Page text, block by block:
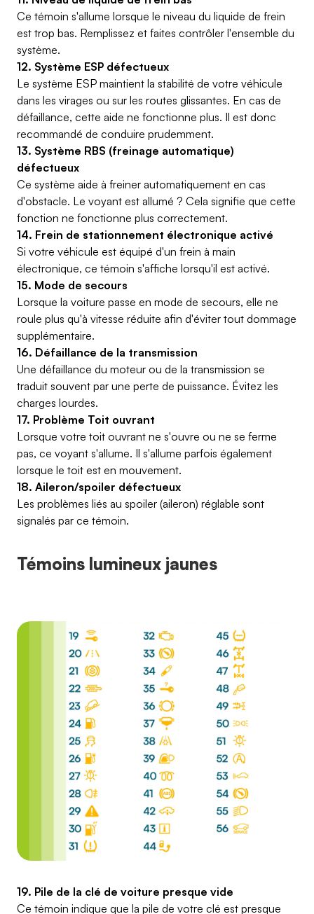
Ce témoin s'allume lorsque le niveau du liquide de frein
est trop bas. Remplissez et faites contrôler l'ensemble du
système.
12. Système ESP défectueux
Le système ESP maintient la stabilité de votre véhicule
dans les virages ou sur les routes glissantes. En cas de
défaillance, cette aide ne fonctionne plus. Il est donc
recommandé de conduire prudemment.
13. Système RBS (freinage automatique)
défectueux
Ce système aide à freiner automatiquement en cas
d'obstacle. Le voyant est allumé ? Cela signifie que cette
fonction ne fonctionne plus correctement.
14. Frein de stationnement électronique activé
Si votre véhicule est équipé d'un frein à main
électronique, ce témoin s'affiche lorsqu'il est activé.
15. Mode de secours
Lorsque la voiture passe en mode de secours, elle ne
roule plus qu'à vitesse réduite afin d'éviter tout dommage
supplémentaire.
16. Défaillance de la transmission
Une défaillance du moteur ou de la transmission se
traduit souvent par une perte de puissance. Évitez les
charges lourdes.
17. Problème Toit ouvrant
Lorsque votre toit ouvrant ne s'ouvre ou ne se ferme
pas, ce voyant s'allume. Il s'allume parfois également
lorsque le toit est en mouvement.
18. Aileron/spoiler défectueux
Les problèmes liés au spoiler (aileron) réglable sont
signalés par ce témoin.
Témoins lumineux jaunes
19. Pile de la clé de voiture presque vide
Ce témoin indique que la pile de votre clé est presque